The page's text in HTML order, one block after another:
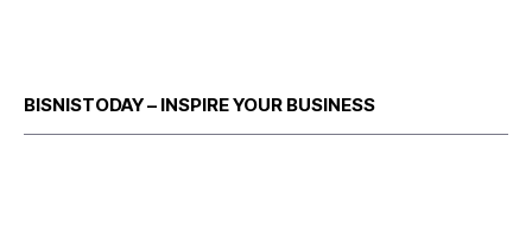
BISNISTODAY – INSPIRE YOUR BUSINESS